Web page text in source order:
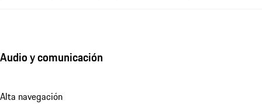
Audio y comunicación
Alta navegación